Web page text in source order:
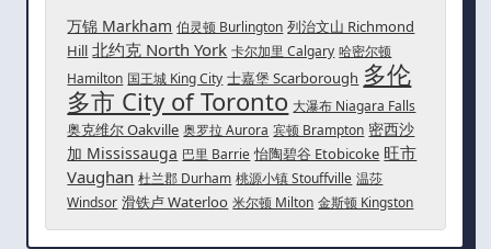
万锦 Markham 伯灵顿 Burlington 列治文山 Richmond
Hill 北约克 North York 卡尔加里 Calgary 哈密尔顿
Hamilton 国王城 King City 士嘉堡 Scarborough 多伦
多市 City of Toronto 大瀑布 Niagara Falls
奥克维尔 Oakville 奥罗拉 Aurora 宾顿 Brampton 密西沙
加 Mississauga 巴里 Barrie 怡陶碧谷 Etobicoke 旺市
Vaughan 杜兰郡 Durham 桃源小镇 Stouffville 温莎
Windsor 滑铁卢 Waterloo 米尔顿 Milton 金斯顿 Kingston